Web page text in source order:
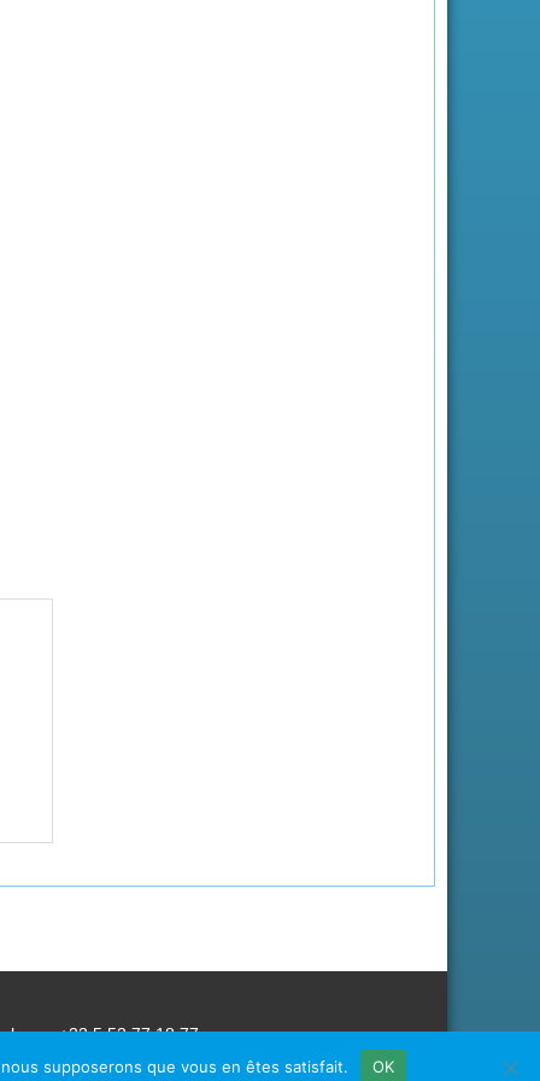
+33 5 53 77 18 77
supposerons que vous en êtes satisfait.
OK